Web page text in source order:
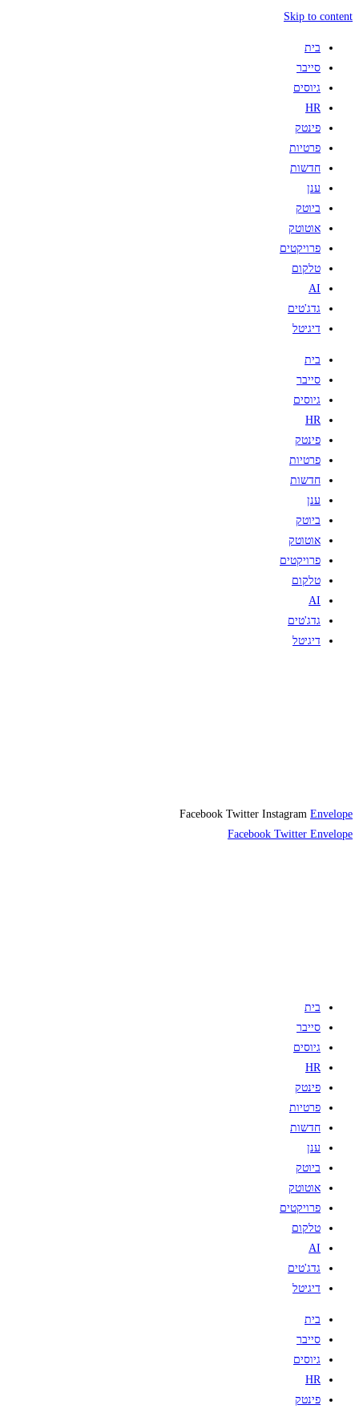
Skip to content
בית
סייבר
גיוסים
HR
פינטק
פרטיות
חדשות
ענן
ביוטק
אוטוטק
פרויקטים
טלקום
AI
גדג'טים
דיגיטל
בית
סייבר
גיוסים
HR
פינטק
פרטיות
חדשות
ענן
ביוטק
אוטוטק
פרויקטים
טלקום
AI
גדג'טים
דיגיטל
Facebook Twitter Instagram Envelope
Facebook Twitter Envelope
בית
סייבר
גיוסים
HR
פינטק
פרטיות
חדשות
ענן
ביוטק
אוטוטק
פרויקטים
טלקום
AI
גדג'טים
דיגיטל
בית
סייבר
גיוסים
HR
פינטק